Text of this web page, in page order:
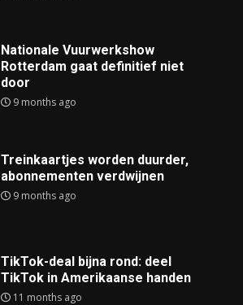
Nationale Vuurwerkshow
Rotterdam gaat definitief niet
door
9 months ago
Treinkaartjes worden duurder,
abonnementen verdwijnen
9 months ago
TikTok-deal bijna rond: deel
TikTok in Amerikaanse handen
11 months ago